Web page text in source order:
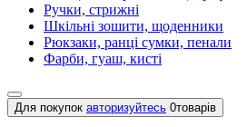
Ручки, стрижні
Шкільні зошити, щоденники
Рюкзаки, ранці сумки, пенали
Фарби, гуаш, кисті
Для покупок авторизуйтесь 0товарів